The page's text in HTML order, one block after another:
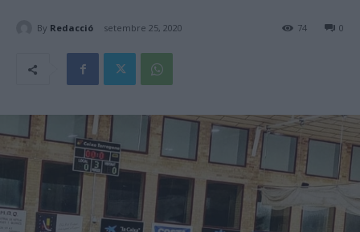
By Redacció setembre 25, 2020 0
74